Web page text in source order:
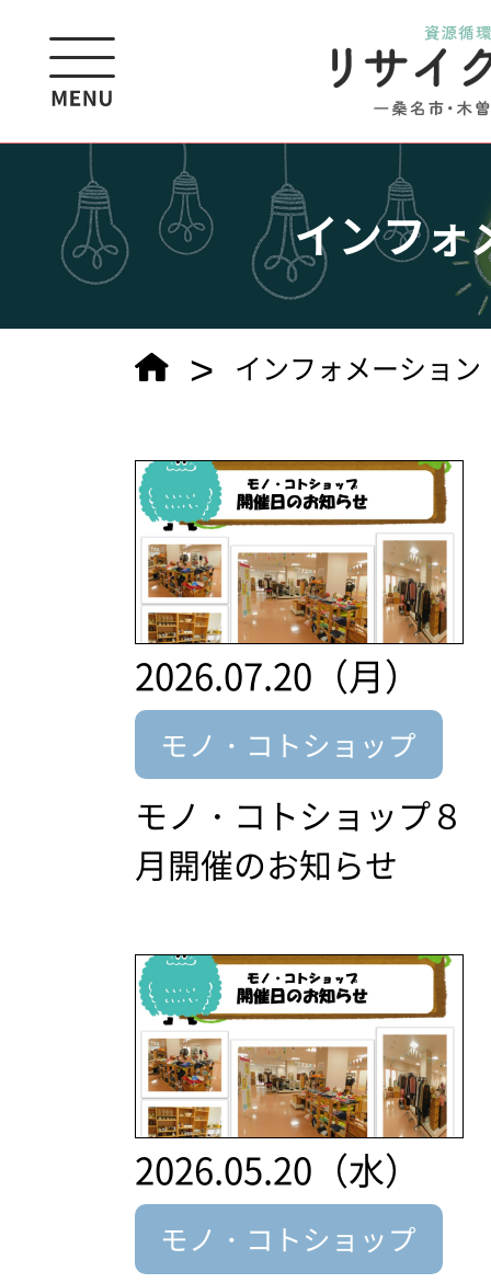
インフォ
> インフォメーショ
2026.07.20（月）
モノ・コトショップ
モノ・コトショップ８
月開催のお知らせ
2026.05.20（水）
モノ・コトショップ